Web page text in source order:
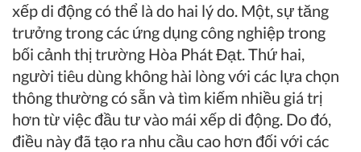
xếp di động có thể là do hai lý do. Một, sự tăng
trưởng trong các ứng dụng công nghiệp trong
bối cảnh thị trường Hòa Phát Đạt. Thứ hai,
người tiêu dùng không hài lòng với các lựa chọn
thông thường có sẵn và tìm kiếm nhiều giá trị
hơn từ việc đầu tư vào mái xếp di động. Do đó,
điều này đã tạo ra nhu cầu cao hơn đối với các